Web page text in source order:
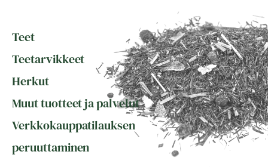
Teet
Teetarvikkeet
Herkut
Muut tuotteet ja palvelut
Verkkokauppatilauksen
peruuttaminen